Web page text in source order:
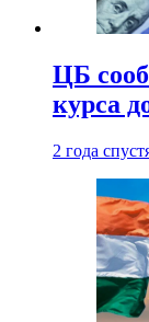
ЦБ
курса
2 года